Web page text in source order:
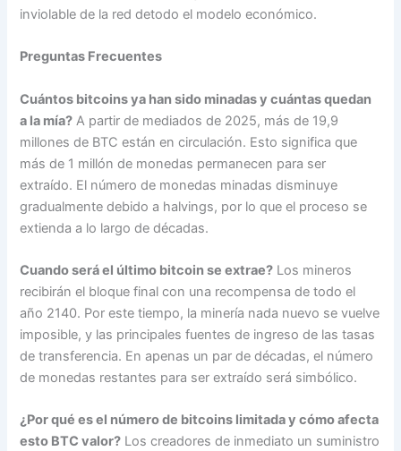
inviolable de la red detodo el modelo económico.
Preguntas Frecuentes
Cuántos bitcoins ya han sido minadas y cuántas quedan
a la mía? A partir de mediados de 2025, más de 19,9
millones de BTC están en circulación. Esto significa que
más de 1 millón de monedas permanecen para ser
extraído. El número de monedas minadas disminuye
gradualmente debido a halvings, por lo que el proceso se
extienda a lo largo de décadas.
Cuando será el último bitcoin se extrae? Los mineros
recibirán el bloque final con una recompensa de todo el
año 2140. Por este tiempo, la minería nada nuevo se vuelve
imposible, y las principales fuentes de ingreso de las tasas
de transferencia. En apenas un par de décadas, el número
de monedas restantes para ser extraído será simbólico.
¿Por qué es el número de bitcoins limitada y cómo afecta
esto BTC valor? Los creadores de inmediato un suministro